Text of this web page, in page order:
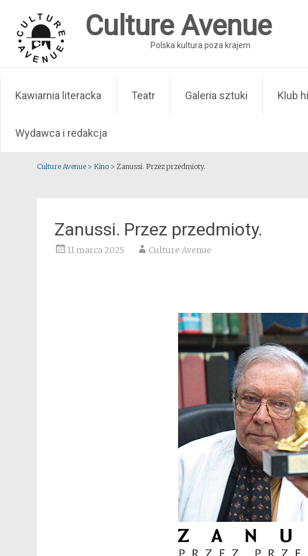
content
Culture Avenue
Polska kultura poza krajem
Kawiarnia literacka Teatr Galeria sztuki Klub
Wydawca i redakcja
Culture Avenue > Kino > Zanussi. Przez przedmioty.
Zanussi. Przez przedmioty.
11 marca 2025 Culture Avenue